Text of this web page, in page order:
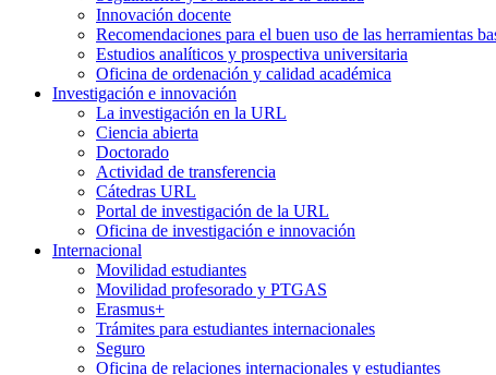
Innovación docente
Recomendaciones para el buen uso de las herramientas
Estudios analíticos y prospectiva universitaria
Oficina de ordenación y calidad académica
Investigación e innovación
La investigación en la URL
Ciencia abierta
Doctorado
Actividad de transferencia
Cátedras URL
Portal de investigación de la URL
Oficina de investigación e innovación
Internacional
Movilidad estudiantes
Movilidad profesorado y PTGAS
Erasmus+
Trámites para estudiantes internacionales
Seguro
Oficina de relaciones internacionales y estudiantes